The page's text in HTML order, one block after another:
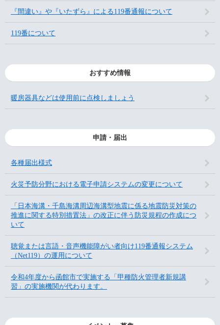
『間違い』や『いたずら』による119番通報について
119番について
おすすめ情報
暖房器具などは使用前に点検しましょう
申請・届出
各種届出様式
火災予防分野における電子申請システムの変更について
「日本海溝・千島海溝周辺海溝型地震に係る地震防災対策の
推進に関する特別措置法」の改正に伴う防災規程の作成につ
いて
聴覚または言語・音声機能障がい者向け119番通報システム
（Net119）の運用について
令和4年度から函館市で実施する「甲種防火管理者新規講
習」の実施機関が代わります。